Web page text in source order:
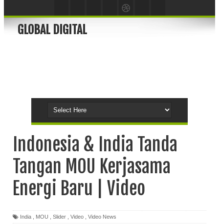
GLOBAL DIGITAL
Indonesia & India Tanda
Tangan MOU Kerjasama
Energi Baru | Video
India MOU Slider Video Video News